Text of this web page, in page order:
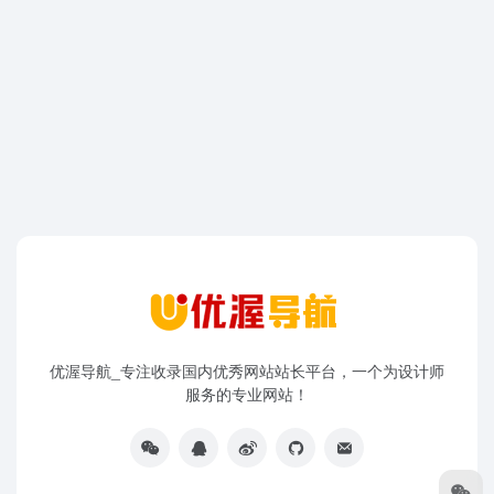
优渥导航_专注收录国内优秀网站站长平台，一个为设计师
服务的专业网站！